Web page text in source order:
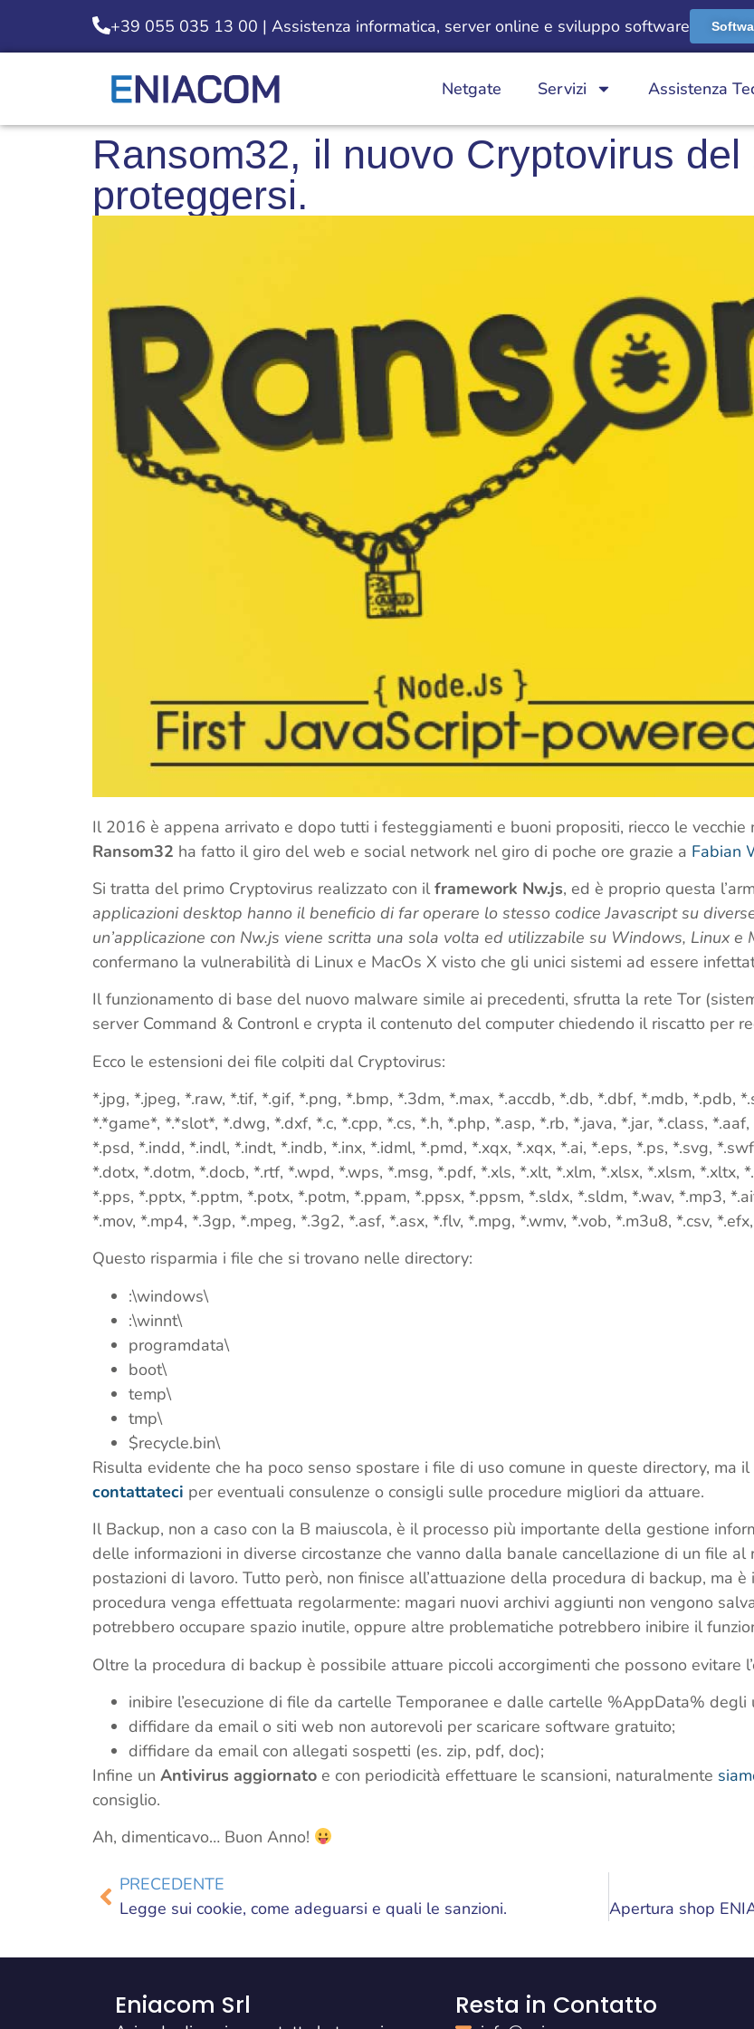
+39 055 035 13 00 | Assistenza informatica, server online e sviluppo software
Netgate Servizi Assistenza
Ransom32, il nuovo Cryptovirus del
proteggersi.
Il 2016 è appena arrivato e dopo tutti i festeggiamenti e buoni propositi, riecco le vecchie
Ransom32 ha fatto il giro del web e social network nel giro di poche ore grazie a Fabian
Si tratta del primo Cryptovirus realizzato con ilframework Nw.js, ed è proprio questa
applicazioni desktop hanno il beneficio di far operare lo stesso codice Javascript su
un’applicazione con Nw.js viene scritta una sola volta ed utilizzabile su Windows, Linux e
confermano la vulnerabilità di Linux e MacOs X visto che gli unici sistemi ad essere
Il funzionamento di base del nuovo malware simile ai precedenti, sfrutta la rete Tor
server Command & Contronl e crypta il contenuto del computer chiedendo il riscatto per
Ecco le estensioni dei file colpiti dal Cryptovirus:
*.jpg, *.jpeg, *.raw, *.tif, *.gif, *.png, *.bmp, *.3dm, *.max, *.accdb, *.db, *.dbf, *.mdb, *.pdb,
*.*game*, *.*slot*, *.dwg, *.dxf, *.c, *.cpp, *.cs, *.h, *.php, *.asp, *.rb, *.java, *.jar, *.class,
*.psd, *.indd, *.indl, *.indt, *.indb, *.inx, *.idml, *.pmd, *.xqx, *.xqx, *.ai, *.eps, *.ps, *.svg,
*.dotx, *.dotm, *.docb, *.rtf, *.wpd, *.wps, *.msg, *.pdf, *.xls, *.xlt, *.xlm, *.xlsx, *.xlsm, *.xltx,
*.pps, *.pptx, *.pptm, *.potx, *.potm, *.ppam, *.ppsx, *.ppsm, *.sldx, *.sldm, *.wav, *.mp3,
*.mov, *.mp4, *.3gp, *.mpeg, *.3g2, *.asf, *.asx, *.flv, *.mpg, *.wmv, *.vob, *.m3u8, *.csv,
Questo risparmia i file che si trovano nelle directory:
:\windows\
:\winnt\
programdata\
boot\
temp\
tmp\
$recycle.bin\
Risulta evidente che ha poco senso spostare i file di uso comune in queste directory, ma
contattateci per eventuali consulenze o consigli sulle procedure migliori da attuare.
Il Backup, non a caso con la B maiuscola, è il processo più importante della gestione
delle informazioni in diverse circostanze che vanno dalla banale cancellazione di un file
postazioni di lavoro. Tutto però, non finisce all’attuazione della procedura di backup, ma
procedura venga effettuata regolarmente: magari nuovi archivi aggiunti non vengono
potrebbero occupare spazio inutile, oppure altre problematiche potrebbero inibire il
Oltre la procedura di backup è possibile attuare piccoli accorgimenti che possono evitare
inibire l’esecuzione di file da cartelle Temporanee e dalle cartelle %AppData% degli
diffidare da email o siti web non autorevoli per scaricare software gratuito;
diffidare da email con allegati sospetti (es. zip, pdf, doc);
Infine un Antivirus aggiornato e con periodicità effettuare le scansioni, naturalmente
consiglio.
Ah, dimenticavo… Buon Anno!
PRECEDENTE
Legge sui cookie, come adeguarsi e quali le sanzioni.
Eniacom Srl Resta in Contatto